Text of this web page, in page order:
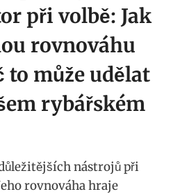
při volbě:⁤ Jak
rovnováhu
​to může udělat
rybářském
nástrojů⁤ při
rovnováha hraje